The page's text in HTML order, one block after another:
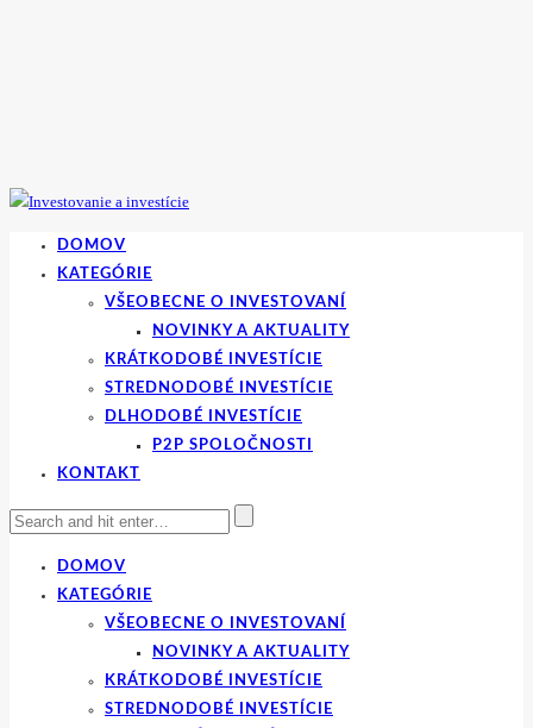
DOMOV
KATEGÓRIE
VŠEOBECNE O INVESTOVANÍ
NOVINKY A AKTUALITY
KRÁTKODOBÉ INVESTÍCIE
STREDNODOBÉ INVESTÍCIE
DLHODOBÉ INVESTÍCIE
P2P SPOLOČNOSTI
KONTAKT
DOMOV
KATEGÓRIE
VŠEOBECNE O INVESTOVANÍ
NOVINKY A AKTUALITY
KRÁTKODOBÉ INVESTÍCIE
STREDNODOBÉ INVESTÍCIE